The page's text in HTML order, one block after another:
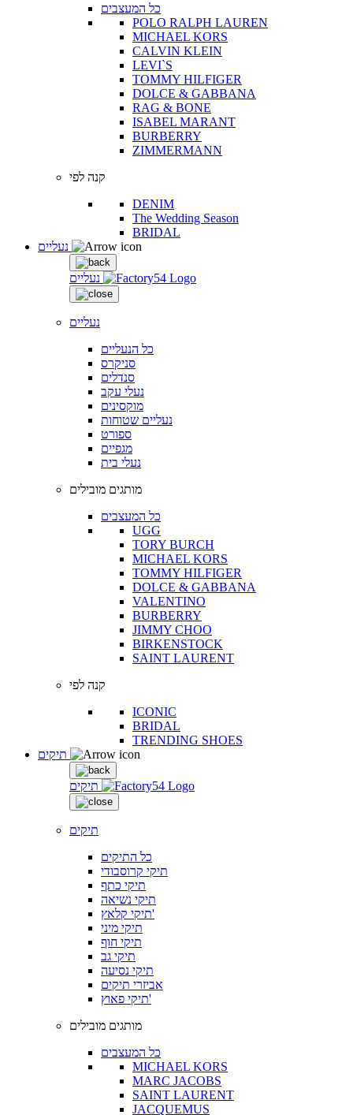
כל המעצבים
POLO RALPH LAUREN
MICHAEL KORS
CALVIN KLEIN
LEVI`S
TOMMY HILFIGER
DOLCE & GABBANA
RAG & BONE
ISABEL MARANT
BURBERRY
ZIMMERMANN
קנה לפי
DENIM
The Wedding Season
BRIDAL
נעליים
נעליים
כל הנעליים
סניקרס
סנדלים
נעלי עקב
מוקסינים
נעליים שטוחות
ספורט
מגפיים
נעלי בית
מותגים מובילים
כל המעצבים
UGG
TORY BURCH
MICHAEL KORS
TOMMY HILFIGER
DOLCE & GABBANA
VALENTINO
BURBERRY
JIMMY CHOO
BIRKENSTOCK
SAINT LAURENT
קנה לפי
ICONIC
BRIDAL
TRENDING SHOES
תיקים
תיקים
כל התיקים
תיקי קרוסבודי
תיקי כתף
תיקי נשיאה
תיקי קלאץ'
תיקי מיני
תיקי חוף
תיקי גב
תיקי נסיעה
אביזרי תיקים
תיקי פאוץ'
מותגים מובילים
כל המעצבים
MICHAEL KORS
MARC JACOBS
SAINT LAURENT
JACQUEMUS